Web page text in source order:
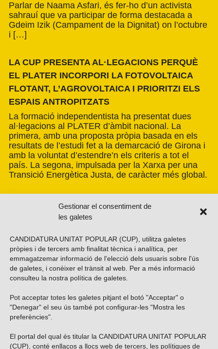
Gestionar el consentiment de
les galetes
CANDIDATURA UNITAT POPULAR (CUP), utilitza galetes
pròpies i de tercers amb finalitat tècnica i analítica, per
emmagatzemar informació de l'elecció dels usuaris sobre l'ús
de galetes, i conèixer el trànsit al web. Per a més informació
consulteu la nostra política de galetes
Pot acceptar totes les galetes pitjant el botó "Acceptar" o
"Denegar" el seu ús també pot configurar-les "Mostra les
preferències".
El portal del qual és titular la CANDIDATURA UNITAT POPULAR
(CUP), conté enllaços a llocs web de tercers, les polítiques de
Parlar de Naama Asfari, és fer-ho d’un activista
sahrauí que va participar de forma destacada a
Gdeim Izik (Campament de la Dignitat) on l’octubre
i […]
LA CUP PRESENTA AL·LEGACIONS PERQUÈ
EL PLATER INCORPORI LA FOTOVOLTAICA
FLOTANT, L’AGROVOLTAICA I PRIORITZI ELS
ESPAIS ANTROPITZATS
La formació independentista ha presentat dues
al·legacions al PLATER d’àmbit nacional. La
primera, amb una proposta pròpia basada en els
resultats de l’estudi fet a la demarcació de Girona i
amb la voluntat d’estendre’n els criteris a tot el
país. La segona, impulsada per la Xarxa per una
Transició Energètica Justa, de caràcter més global.
Vols subscriure’t al nostre butlletí?